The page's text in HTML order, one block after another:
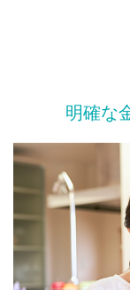
明確な